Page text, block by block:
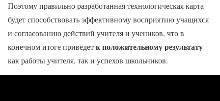
Поэтому правильно разработанная технологическая карта
будет способствовать эффективному восприятию учащихся
и согласованию действий учителя и учеников, что в
конечном итоге приведетк положительному результату
как работы учителя, так и успехов школьников.